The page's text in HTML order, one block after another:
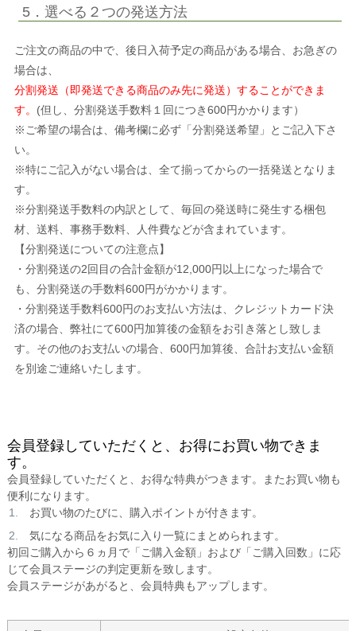
5．選べる２つの発送方法
ご注文の商品の中で、後日入荷予定の商品がある場合、お急ぎの
場合は、
分割発送（即発送できる商品のみ先に発送）することができま
す。 (但し、分割発送手数料１回につき600円かかります）
※ご希望の場合は、備考欄に必ず「分割発送希望」とご記入下さ
い。
※特にご記入がない場合は、全て揃ってからの一括発送となりま
す。
※分割発送手数料の内訳として、毎回の発送時に発生する梱包
材、送料、事務手数料、人件費などが含まれています。
【分割発送についての注意点】
・分割発送の2回目の合計金額が12,000円以上になった場合で
も、分割発送の手数料600円がかかります。
・分割発送手数料600円のお支払い方法は、クレジットカード決
済の場合、弊社にて600円加算後の金額をお引き落とし致しま
す。その他のお支払いの場合、600円加算後、合計お支払い金額
を別途ご連絡いたします。
会員登録していただくと、お得にお買い物できま
す。
会員登録していただくと、お得な特典がつきます。またお買い物も
便利になります。
お買い物のたびに、購入ポイントが付きます。
気になる商品をお気に入り一覧にまとめられます。
初回ご購入から６ヵ月で「ご購入金額」および「ご購入回数」に応
じて会員ステージの判定更新を致します。
会員ステージがあがると、会員特典もアップします。